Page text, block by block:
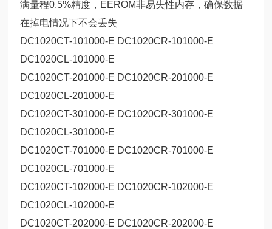
满量程0.5%精度，EEROM非易失性内存，确保数据
在掉电情况下不会丢失
DC1020CT-101000-E DC1020CR-101000-E
DC1020CL-101000-E
DC1020CT-201000-E DC1020CR-201000-E
DC1020CL-201000-E
DC1020CT-301000-E DC1020CR-301000-E
DC1020CL-301000-E
DC1020CT-701000-E DC1020CR-701000-E
DC1020CL-701000-E
DC1020CT-102000-E DC1020CR-102000-E
DC1020CL-102000-E
DC1020CT-202000-E DC1020CR-202000-E